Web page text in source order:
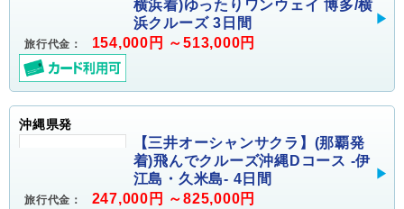
横浜着)ゆったりワンウェイ 博多/横
浜クルーズ 3日間
旅行代金： 154,000円 ～513,000円
沖縄県発
【三井オーシャンサクラ】(那覇発
着)飛んでクルーズ沖縄Dコース -伊
江島・久米島- 4日間
旅行代金： 247,000円 ～825,000円